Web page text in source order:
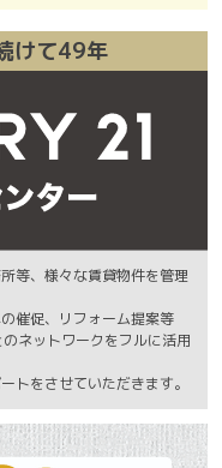
けて49年
等、様々な賃貸物件を管理
催促、リフォーム提案等
ネットワークをフルに活用
トをさせていただきます。